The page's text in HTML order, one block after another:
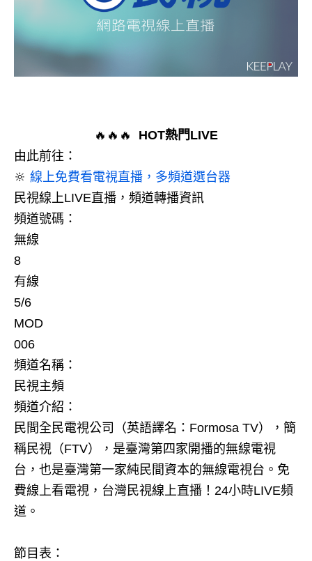
🔥🔥🔥
HOT熱門LIVE
由此前往：
🔆 線上免費看電視直播，多頻道選台器
民視線上LIVE直播，頻道轉播資訊
頻道號碼：
無線
8
有線
5/6
MOD
006
頻道名稱：
民視主頻
頻道介紹：
民間全民電視公司（英語譯名：Formosa TV），簡
稱民視（FTV），是臺灣第四家開播的無線電視
台，也是臺灣第一家純民間資本的無線電視台。免
費線上看電視，台灣民視線上直播！24小時LIVE頻
道。
節目表：